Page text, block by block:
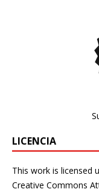
LICENCIA
This work is licensed
Creative Commons